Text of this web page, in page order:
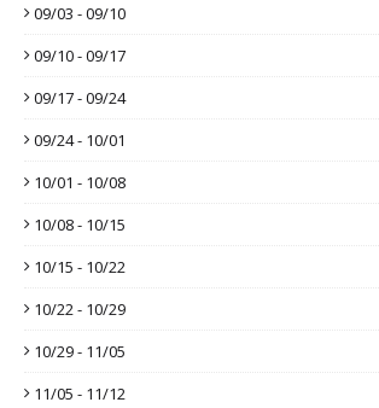
09/03 - 09/10
09/10 - 09/17
09/17 - 09/24
09/24 - 10/01
10/01 - 10/08
10/08 - 10/15
10/15 - 10/22
10/22 - 10/29
10/29 - 11/05
11/05 - 11/12